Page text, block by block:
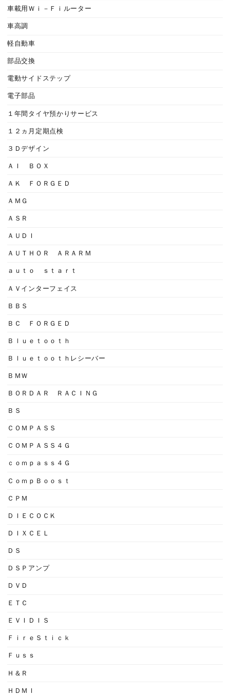
車載用Ｗｉ－Ｆｉルーター
車高調
軽自動車
部品交換
電動サイドステップ
電子部品
１年間タイヤ預かりサービス
１２ヵ月定期点検
３Ｄデザイン
ＡＩ ＢＯＸ
ＡＫ ＦＯＲＧＥＤ
ＡＭＧ
ＡＳＲ
ＡＵＤＩ
ＡＵＴＨＯＲ ＡＲＡＲＭ
ａｕｔｏ ｓｔａｒｔ
ＡＶインターフェイス
ＢＢＳ
ＢＣ ＦＯＲＧＥＤ
Ｂｌｕｅｔｏｏｔｈ
Ｂｌｕｅｔｏｏｔｈレシーバー
ＢＭＷ
ＢＯＲＤＡＲ ＲＡＣＩＮＧ
ＢＳ
ＣＯＭＰＡＳＳ
ＣＯＭＰＡＳＳ４Ｇ
ｃｏｍｐａｓｓ４Ｇ
ＣｏｍｐＢｏｏｓｔ
ＣＰＭ
ＤＩＥＣＯＣＫ
ＤＩＸＣＥＬ
ＤＳ
ＤＳＰアンプ
ＤＶＤ
ＥＴＣ
ＥＶＩＤＩＳ
ＦｉｒｅＳｔｉｃｋ
Ｆｕｓｓ
Ｈ＆Ｒ
ＨＤＭＩ